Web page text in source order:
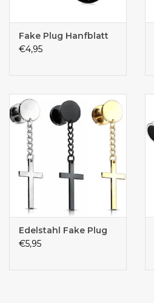
Fake Plug Hanfblatt
€4,95
Edelstahl Fake Plug
€5,95